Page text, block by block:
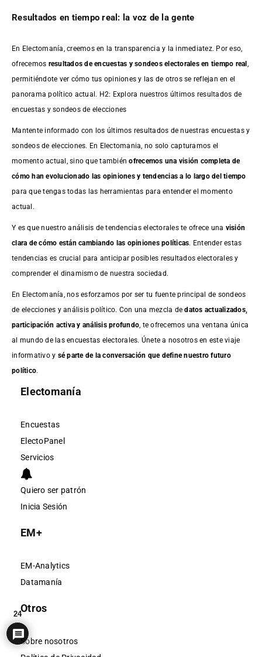
Resultados en tiempo real: la voz de la gente
En Electomanía, creemos en la transparencia y la inmediatez. Por eso,
ofrecemos resultados deencuestas y sondeos electorales en tiempo real,
permitiéndote ver cómo tus opiniones y las de otros se reflejan en el
panorama político actual. H2: Explora nuestros últimos resultados de
encuestas y sondeos de elecciones
Mantente informado con los últimos resultados de nuestras encuestasy
sondeos de elecciones. En Electomania, no solo capturamos el
momento actual, sino que tambiénofrecemos una visión completa de
cómo han evolucionado las opiniones y tendencias a lo largo del tiempo
para que tengas todas las herramientas para entender el momento
actual.
Y es que nuestro análisis de tendencias electorales te ofrece una visión
clara de cómo están cambiando las opiniones políticas. Entender estas
tendencias es crucial para anticipar posibles resultados electorales y
comprender el dinamismo de nuestra sociedad.
En Electomanía, nos esforzamos por ser tu fuente principal de sondeos
de elecciones y análisis político. Con una mezcla dedatos actualizados,
participación activa y análisis profundo, te ofrecemos una ventana única
al mundo de las encuestas electorales. Únete a nosotros en este viaje
informativo y sé parte de la conversación que define nuestro futuro
político.
Electomanía
Encuestas
ElectoPanel
Servicios
Quiero ser patrón
Inicia Sesión
EM+
EM-Analytics
Datamanía
Otros
Sobre nosotros
24